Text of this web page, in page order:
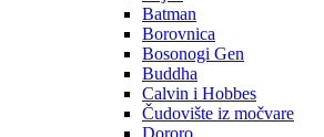
Batman
Borovnica
Bosonogi Gen
Buddha
Calvin i Hobbes
Čudovište iz močvare
Dororo